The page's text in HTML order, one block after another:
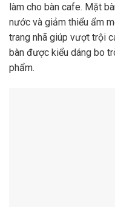
làm cho bàn cafe. Mặt
nước và giảm thiểu ẩm
trang nhã giúp vượt trội
bàn được kiểu dáng bo
phẩm.